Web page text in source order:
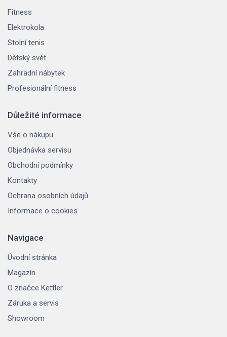
Fitness
Elektrokola
Stolní tenis
Dětský svět
Zahradní nábytek
Profesionální fitness
Důležité informace
Vše o nákupu
Objednávka servisu
Obchodní podmínky
Kontakty
Ochrana osobních údajů
Informace o cookies
Navigace
Úvodní stránka
Magazín
O značce Kettler
Záruka a servis
Showroom